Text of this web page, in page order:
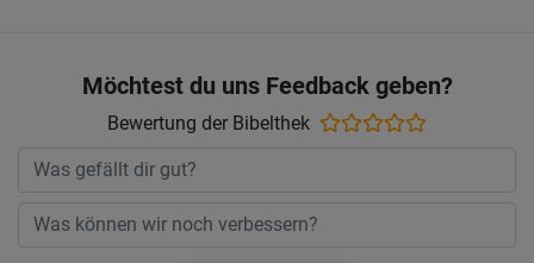
Möchtest du uns Feedback geben?
Bewertung der Bibelthek